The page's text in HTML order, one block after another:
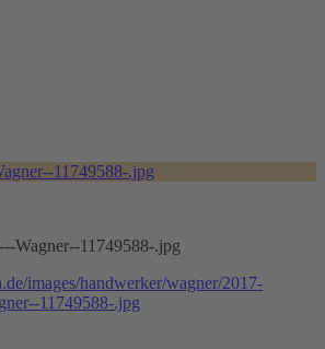
Wagner--11749588-.jpg
images/handwerker/wagner/2017-
11749588-.jpg